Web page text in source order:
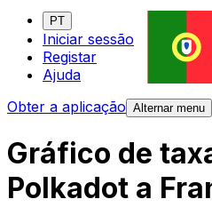
PT
Iniciar sessão
Registar
Ajuda
Obter a aplicação Alternar menu
Gráfico de
Polkadot a